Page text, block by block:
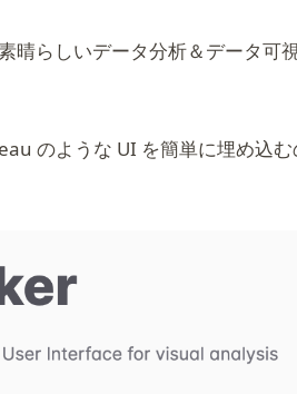
晴らしいデータ分析＆データ可
のような UI を簡単に埋め込む